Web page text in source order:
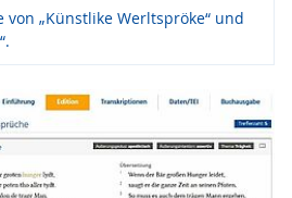
von „Künstlike Werltspröke“ und